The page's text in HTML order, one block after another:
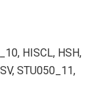
HISCL, HSH,
STU050_11,